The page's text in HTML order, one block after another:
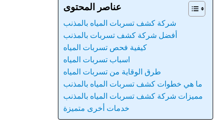
عناصر المحتوى
شركة كشف تسربات المياه بالمذنب
أفضل شركة كشف تسربات بالمذنب
كيفية فحص تسربات المياه
اسباب تسربات المياه
طرق الوقاية من تسربات المياه
ما هي خطوات كشف تسربات المياه بالمذنب
مميزات شركة كشف تسربات المياه بالمذنب
خدمات أخرى متميزة